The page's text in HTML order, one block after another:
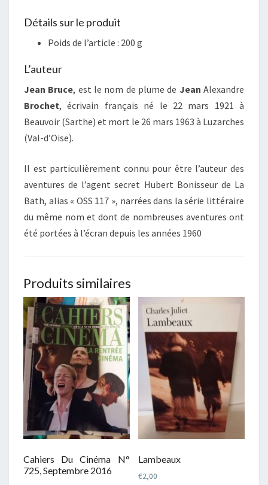
Détails sur le produit
Poids de l’article : 200 g
L’auteur
Jean Bruce, est le nom de plume de Jean Alexandre
Brochet, écrivain français né le 22 mars 1921 à
Beauvoir (Sarthe) et mort le 26 mars 1963 à Luzarches
(Val-d’Oise).
Il est particulièrement connu pour être l’auteur des
aventures de l’agent secret Hubert Bonisseur de La
Bath, alias « OSS 117 », narrées dans la série littéraire
du même nom et dont de nombreuses aventures ont
été portées à l’écran depuis les années 1960
Produits similaires
Cahiers Du Cinéma N°
725, Septembre 2016
Lambeaux
€2,00